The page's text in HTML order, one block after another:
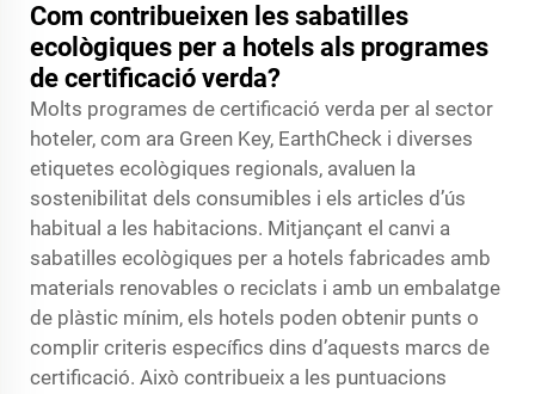
Com contribueixen les sabatilles
ecològiques per a hotels als programes
de certificació verda?
Molts programes de certificació verda per al sector
hoteler, com ara Green Key, EarthCheck i diverses
etiquetes ecològiques regionals, avaluen la
sostenibilitat dels consumibles i els articles d’ús
habitual a les habitacions. Mitjançant el canvi a
sabatilles ecològiques per a hotels fabricades amb
materials renovables o reciclats i amb un embalatge
de plàstic mínim, els hotels poden obtenir punts o
complir criteris específics dins d’aquests marcs de
certificació. Això contribueix a les puntuacions